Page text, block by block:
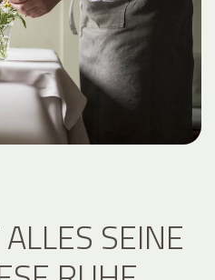
SEINE